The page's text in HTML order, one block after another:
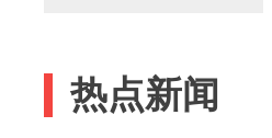
热点新闻